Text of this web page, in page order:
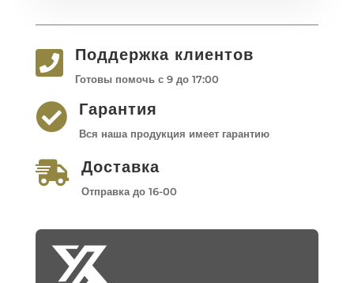
 Поддержка клиентов
Готовы помочь с 9 до 17:00
 Гарантия
Вся наша продукция имеет гарантию
 Доставка
Отправка до 16-00